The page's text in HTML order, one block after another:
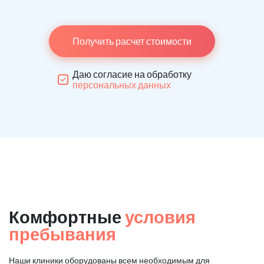
Получить расчет стоимости
Даю согласие на обработку
персональных данных
Комфортные условия
пребывания
Наши клиники оборудованы всем необходимым для